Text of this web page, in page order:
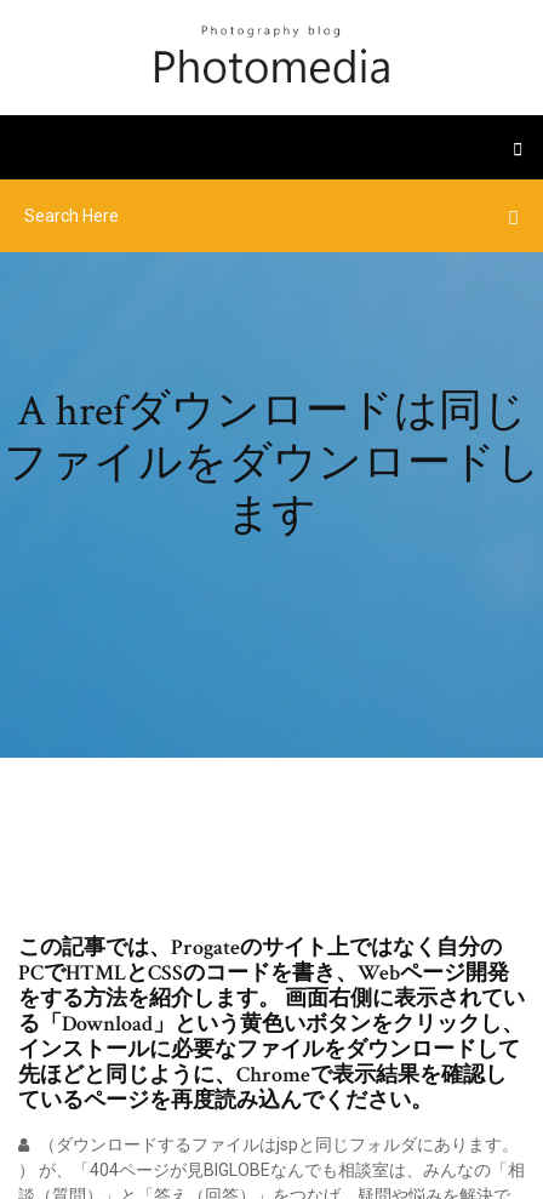
A hrefダウンロードは同じ
ファイルをダウンロードし
ます
この記事では、Progateのサイト上ではなく自分の
PCでHTMLとCSSのコードを書き、Webページ開発
をする方法を紹介します。 画面右側に表示されてい
る「Download」という黄色いボタンをクリックし、
インストールに必要なファイルをダウンロードして
先ほどと同じように、Chromeで表示結果を確認し
ているページを再度読み込んでください。
（ダウンロードするファイルはjspと同じフォルダにあります。
） が、「404ページが見BIGLOBEなんでも相談室は、みんなの「相